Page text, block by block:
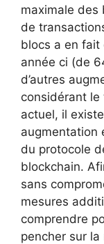
maximale des
de
blocs a en fait
année ci (de
d’autres
considérant
actuel, il
augmentation
du protocole
blockchain.
sans
mesures
comprendre
pencher sur